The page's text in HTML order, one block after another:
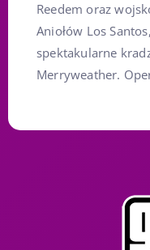
Reedem oraz
Aniołów Los
spektakularne
Merryweather.